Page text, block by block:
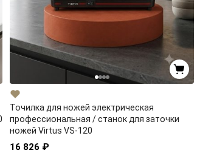
Точилка для ножей электрическая
профессиональная / станок для заточки
ножей Virtus VS-120
16 826 ₽